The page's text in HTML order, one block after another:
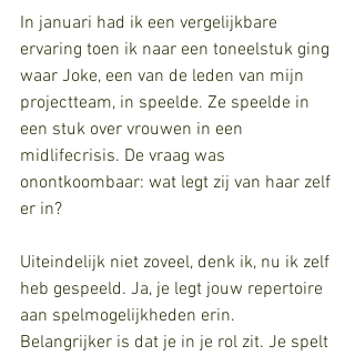
In januari had ik een vergelijkbare
ervaring toen ik naar een toneelstuk ging
waar Joke, een van de leden van mijn
projectteam, in speelde. Ze speelde in
een stuk over vrouwen in een
midlifecrisis. De vraag was
onontkoombaar: wat legt zij van haar zelf
er in?
Uiteindelijk niet zoveel, denk ik, nu ik zelf
heb gespeeld. Ja, je legt jouw repertoire
aan spelmogelijkheden erin.
Belangrijker is dat je in je rol zit. Je spelt